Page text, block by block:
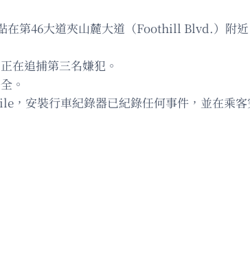
在第46大道夾山麓大道（Foothill Blvd.）附
在追捕第三名嫌犯。
。
安裝行車紀錄器已紀錄任何事件，並在乘